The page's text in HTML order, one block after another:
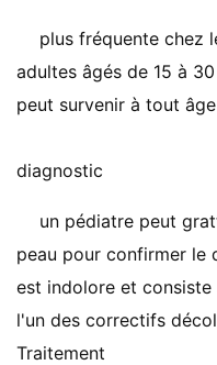
plus fréquente chez
adultes âgés de 15 à
peut survenir à tout
diagnostic
un pédiatre peut
peau pour confirmer le
est indolore et
l'un des correctifs
Traitement